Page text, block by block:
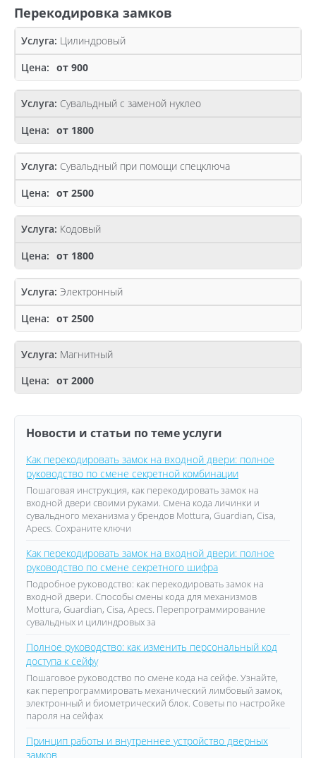
Перекодировка замков
Цилиндровый
от 900
Сувальдный с заменой нуклео
от 1800
Сувальдный при помощи спецключа
от 2500
Кодовый
от 1800
Электронный
от 2500
Магнитный
от 2000
Новости и статьи по теме услуги
Как перекодировать замок на входной двери: полное
руководство по смене секретной комбинации
Пошаговая инструкция, как перекодировать замок на
входной двери своими руками. Смена кода личинки и
сувальдного механизма у брендов Mottura, Guardian, Cisa,
Apecs. Сохраните ключи
Как перекодировать замок на входной двери: полное
руководство по смене секретного шифра
Подробное руководство: как перекодировать замок на
входной двери. Способы смены кода для механизмов
Mottura, Guardian, Cisa, Apecs. Перепрограммирование
сувальдных и цилиндровых за
Полное руководство: как изменить персональный код
доступа к сейфу
Пошаговое руководство по смене кода на сейфе. Узнайте,
как перепрограммировать механический лимбовый замок,
электронный и биометрический блок. Советы по настройке
пароля на сейфах
Принцип работы и внутреннее устройство дверных
замков